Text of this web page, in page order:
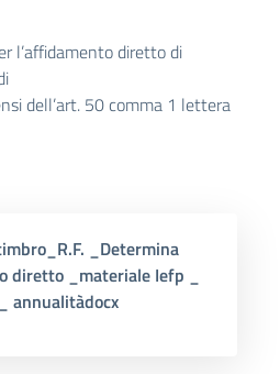
l’affidamento diretto di
dell’art. 50 comma 1 lettera
_Determina
diretto _materiale Iefp _
annualitàdocx